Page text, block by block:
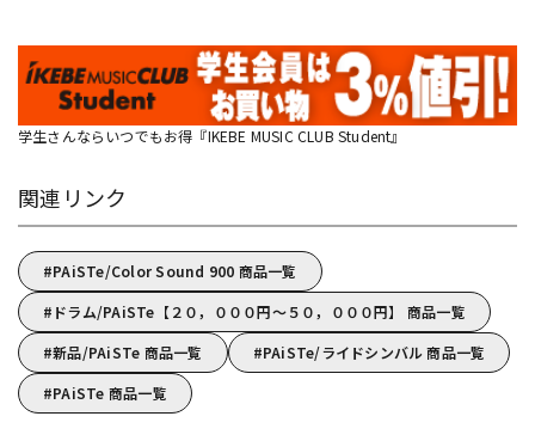
学生さんならいつでもお得『IKEBE MUSIC CLUB Student』
関連リンク
PAiSTe/Color Sound 900 商品一覧
ドラム/PAiSTe【２０，０００円～５０，０００円】 商品一覧
新品/PAiSTe 商品一覧
PAiSTe/ライドシンバル 商品一覧
PAiSTe 商品一覧